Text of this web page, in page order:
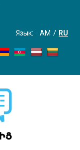
Язык: AM RU